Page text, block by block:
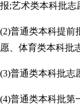
报;艺术类本科批志
(2)普通类本科提前
愿、体育类本科批
(3)普通类本科批志
(4)普通类本科批第